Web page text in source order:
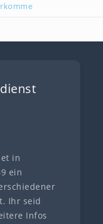
in
ein
Ihr seid
Infos